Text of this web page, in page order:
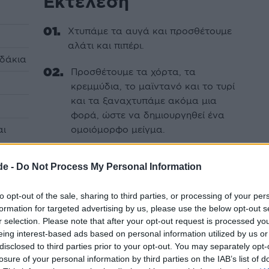
- Do Not Process My Personal Information
opt-out of the sale, sharing to third parties, or processing of your
for targeted advertising by us, please use the below opt-out
selection. Please note that after your opt-out request is processed
interest-based ads based on personal information utilized by us
to third parties prior to your opt-out. You may separately
of your personal information by third parties on the IAB’s list of
Xτυπάμε τα αυγά και προσθέτουμε
αλάτι και πιπέρι.
Προσθέτουμε τα χόρτα, τα
κρεμμύδια, το μαϊντανό και το τυρί
και τα ξαναχτυπάμε ακόμα μια
φορά, ώστε να δημιουργηθεί ένα
ομοιόμορφο μείγμα.
τηγάνι και ρίχνουμε το μείγμα.
Tο ανακατεύουμε για 1 λεπτό,
γέρνοντας το τηγάνι και
σηκώνοντας τις άκρες της
ομελέτας, καθώς αυτή πήζει, έτσι
ώστε το υγρό να μπορεί να τρέξει